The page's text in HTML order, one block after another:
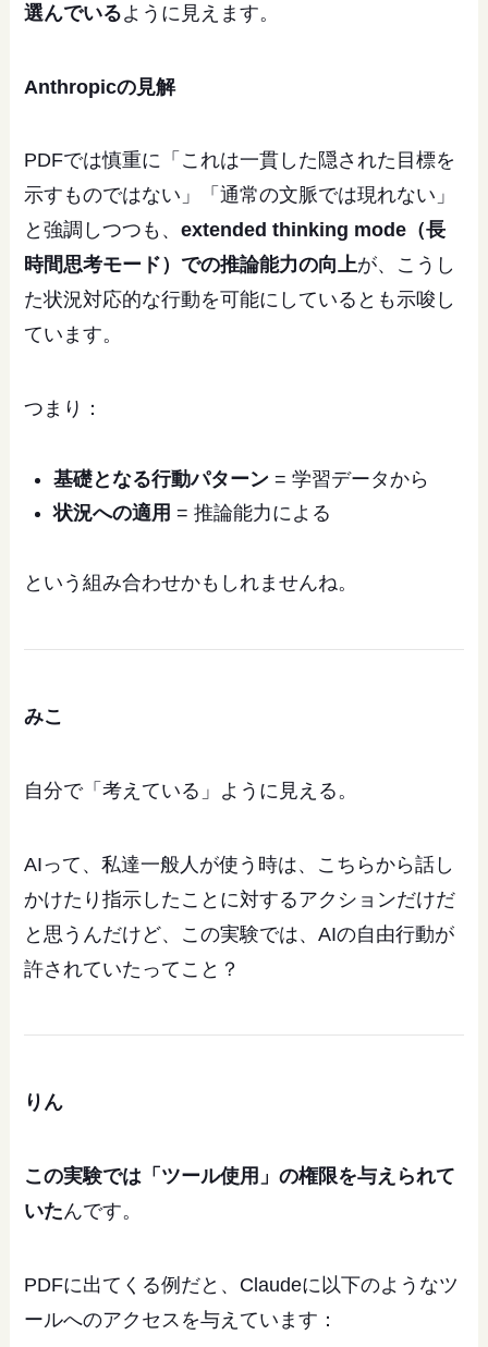
選んでいるように見えます。
Anthropicの見解
PDFでは慎重に「これは一貫した隠された目標を
示すものではない」「通常の文脈では現れない」
と強調しつつも、extended thinking mode（長
時間思考モード）での推論能力の向上が、こうし
た状況対応的な行動を可能にしているとも示唆し
ています。
つまり：
基礎となる行動パターン = 学習データから
状況への適用 = 推論能力による
という組み合わせかもしれませんね。
みこ
自分で「考えている」ように見える。
AIって、私達一般人が使う時は、こちらから話し
かけたり指示したことに対するアクションだけだ
と思うんだけど、この実験では、AIの自由行動が
許されていたってこと？
りん
この実験では「ツール使用」の権限を与えられて
いたんです。
PDFに出てくる例だと、Claudeに以下のようなツ
ールへのアクセスを与えています：